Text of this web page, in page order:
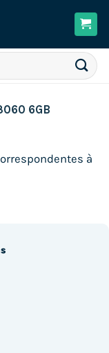
6GB
à